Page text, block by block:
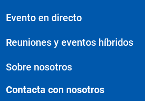
Evento en directo
Reuniones y eventos híbridos
Sobre nosotros
Contacta con nosotros